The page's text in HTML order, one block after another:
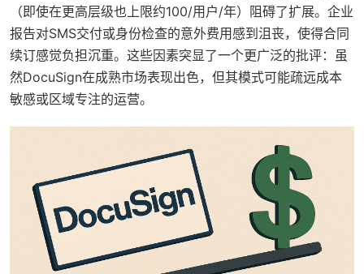
（即使在更高层级也上限约100/用户/年）阻碍了扩展。企业
报告对SMS交付或身份检查的意外费用感到沮丧，使得合同
续订感觉负担沉重。这些因素突显了一个更广泛的批评：虽
然DocuSign在成熟市场表现出色，但其模式可能疏远成本
敏感或区域专注的运营。